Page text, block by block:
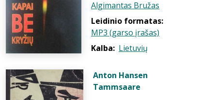
Algimantas Bružas
Leidinio formatas:
MP3 (garso įrašas)
Kalba: Lietuvių
Anton Hansen
Tammsaare